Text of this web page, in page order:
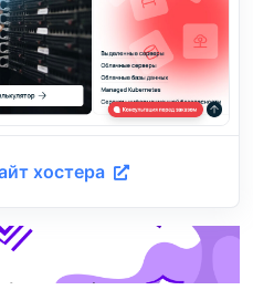
хостера